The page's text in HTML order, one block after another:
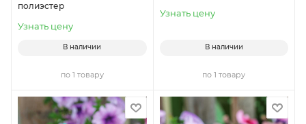
полиэстер
Узнать цену
В наличии
по 1 товару
Узнать цену
В наличии
по 1 товару